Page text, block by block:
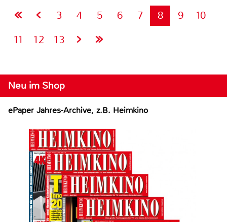
3 4 5 6 7 8 9
10
11
12 13
Neu im Shop
ePaper Jahres-Archive, z.B. Heimkino